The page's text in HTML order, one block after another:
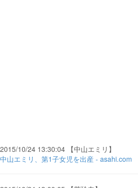
2015/10/24 13:30:04 【中山エミリ】
中山エミリ、第1子女児を出産 - asahi.com